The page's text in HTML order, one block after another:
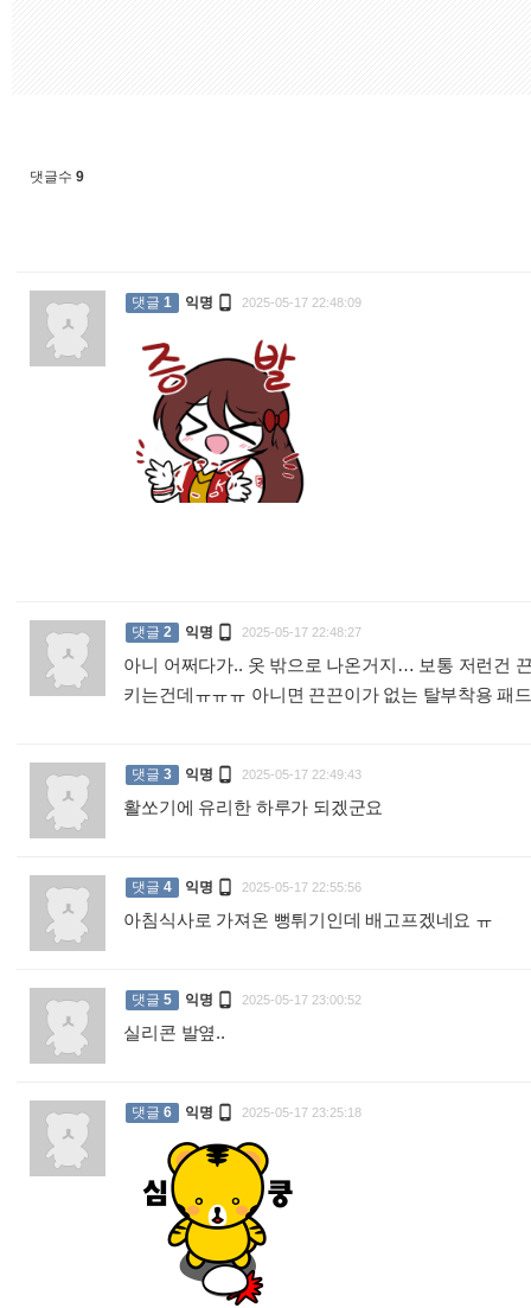
댓글수 9
댓글 1 익명  2025-05-17 22:48:09
댓글 2 익명  2025-05-17 22:48:27
아니 어쩌다가.. 옷 밖으로 나온거지… 보통 저런건
키는건데ㅠㅠㅠ 아니면 끈끈이가 없는 탈부착용
댓글 3 익명  2025-05-17 22:49:43
활쏘기에 유리한 하루가 되겠군요
댓글 4 익명  2025-05-17 22:55:56
아침식사로 가져온 뻥튀기인데 배고프겠네요 ㅠ
댓글 5 익명  2025-05-17 23:00:52
실리콘 발옆..
댓글 6 익명  2025-05-17 23:25:18